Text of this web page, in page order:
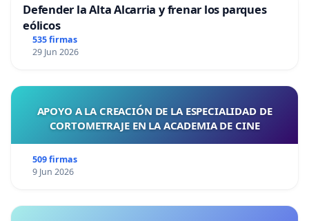
Defender la Alta Alcarria y frenar los parques
eólicos
535 firmas
29 Jun 2026
APOYO A LA CREACIÓN DE LA ESPECIALIDAD DE
CORTOMETRAJE EN LA ACADEMIA DE CINE
509 firmas
9 Jun 2026